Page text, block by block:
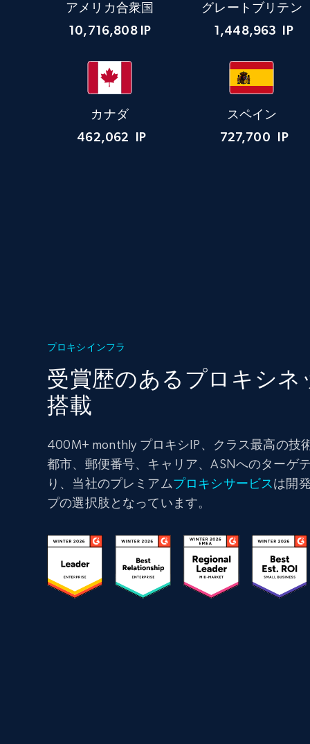
アメリカ合衆国
10,716,808IP
グレートブリテン
1,448,963 IP
カナダ
462,062 IP
スペイン
727,700 IP
プロキシインフラ
受賞歴のあるプロキシネ
搭載
400M+ monthly プロキシIP、クラス最高の技
都市、郵便番号、キャリア、ASNへのターゲ
り、当社のプレミアムプロキシサービスは開
プの選択肢となっています。